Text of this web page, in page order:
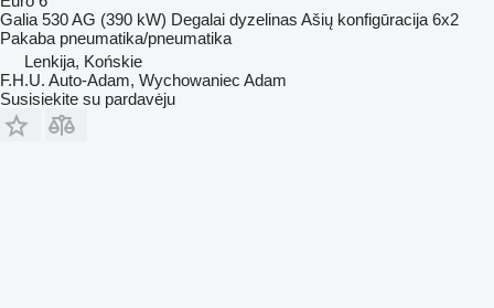
Galia 530 AG (390 kW) Degalai dyzelinas Ašių konfigūracija 6x2
Pakaba pneumatika/pneumatika
Lenkija, Końskie
F.H.U. Auto-Adam, Wychowaniec Adam
Susisiekite su pardavėju